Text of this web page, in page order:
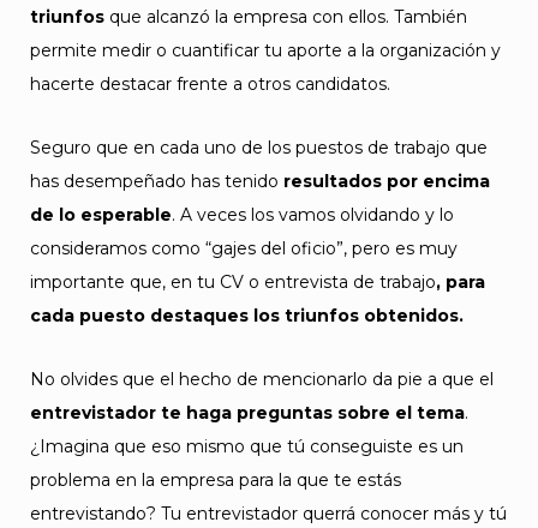
triunfos que alcanzó la empresa con ellos. También
permite medir o cuantificar tu aporte a la organización y
hacerte destacar frente a otros candidatos.
Seguro que en cada uno de los puestos de trabajo que
has desempeñado has tenido resultados por encima
de lo esperable. A veces los vamos olvidando y lo
consideramos como “gajes del oficio”, pero es muy
importante que, en tu CV o entrevista de trabajo, para
cada puesto destaques los triunfos obtenidos.
No olvides que el hecho de mencionarlo da pie a que el
entrevistador te haga preguntas sobre el tema.
¿Imagina que eso mismo que tú conseguiste es un
problema en la empresa para la que te estás
entrevistando? Tu entrevistador querrá conocer más y tú